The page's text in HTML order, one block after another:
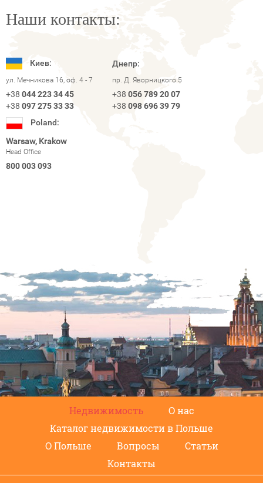
Наши контакты:
Киев:
ул. Мечникова 16, оф. 4 - 7
+38 044 223 34 45
+38 097 275 33 33
Днепр:
пр. Д. Яворницкого 5
+38 056 789 20 07
+38 098 696 39 79
Poland:
Warsaw, Krakow
Head Office
800 003 093
Недвижимость
О нас
Каталог недвижимости в Польше
О Польше
Вопросы
Статьи
Контакты